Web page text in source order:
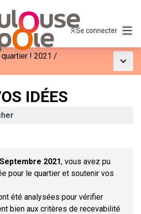
Se connecter
! 2021 /
IDÉES
2021, vous avez pu
pour le quartier et soutenir vos
été analysées pour vérifier
bien aux critères de recevabilité